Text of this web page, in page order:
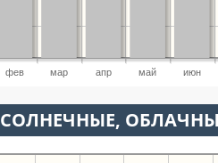
фев мар апр май июн
CОЛНЕЧНЫЕ,